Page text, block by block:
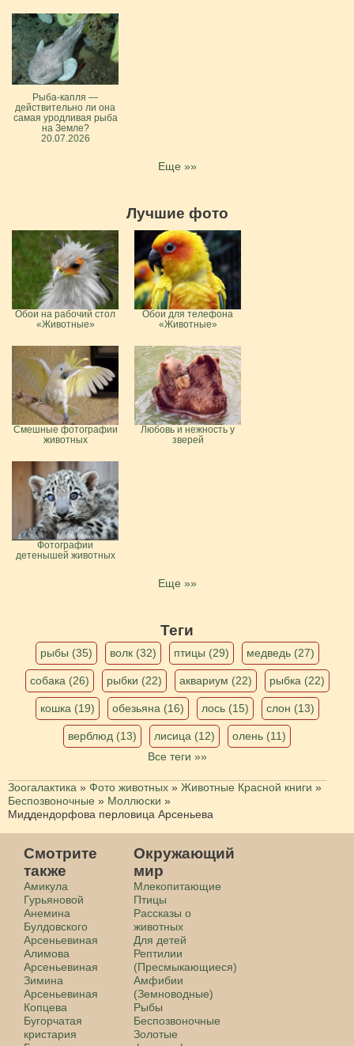
Рыба-капля —
действительно ли она
самая уродливая рыба
на Земле?
20.07.2026
Еще »»
Лучшие фото
Обои на рабочий стол
«Животные»
Обои для телефона
«Животные»
Смешные фотографии
животных
Любовь и нежность у
зверей
Фотографии
детенышей животных
Еще »»
Теги
рыбы (35) волк (32) птицы (29) медведь (27)
собака (26) рыбки (22) аквариум (22) рыбка (22)
кошка (19) обезьяна (16) лось (15) слон (13)
верблюд (13) лисица (12)
олень (11)
Все теги »»
Зоогалактика » Фото животных » Животные Красной книги »
Беспозвоночные » Моллюски »
Миддендорфова перловица Арсеньева
Смотрите
также
Амикула
Гурьяновой
Анемина
Булдовского
Арсеньевиная
Алимова
Арсеньевиная
Зимина
Арсеньевиная
Копцева
Бугорчатая
кристария
Окружающий
мир
Млекопитающие
Птицы
Рассказы о
животных
Для детей
Рептилии
(Пресмыкающиеся)
Амфибии
(Земноводные)
Рыбы
Беспозвоночные
Золотые